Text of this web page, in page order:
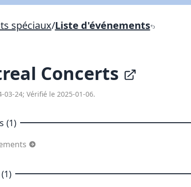
spéciaux/Liste d'événements
Concerts
03-24; Vérifié le 2025-01-06.
(1)